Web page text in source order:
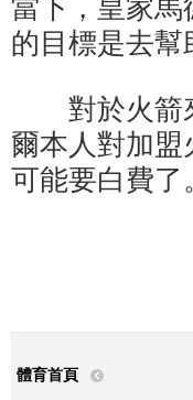
當下，皇家
的目標是去幫
對於火箭來
爾本人對加
可能要白費了
體育首頁